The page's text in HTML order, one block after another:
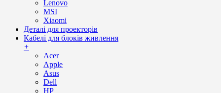
Lenovo
MSI
Xiaomi
Деталі для проекторів
Кабелі для блоків живлення
+
Acer
Apple
Asus
Dell
HP